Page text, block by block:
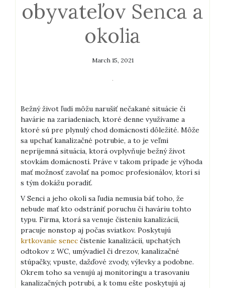
obyvateľov Senca a
okolia
March 15, 2021
Bežný život ľudí môžu narušiť nečakané situácie či
havárie na zariadeniach, ktoré denne využívame a
ktoré sú pre plynulý chod domácností dôležité. Môže
sa upchať kanalizačné potrubie, a to je veľmi
nepríjemná situácia, ktorá ovplyvňuje bežný život
stovkám domácností. Práve v takom prípade je výhoda
mať možnosť zavolať na pomoc profesionálov, ktorí si
s tým dokážu poradiť.
V Senci a jeho okolí sa ľudia nemusia báť toho, že
nebude mať kto odstrániť poruchu či haváriu tohto
typu. Firma, ktorá sa venuje čisteniu kanalizácií,
pracuje nonstop aj počas sviatkov. Poskytujú
krtkovanie senec čistenie kanalizácií, upchatých
odtokov z WC, umývadiel či drezov, kanalizačné
stúpačky, vpuste, dažďové zvody, výlevky a podobne.
Okrem toho sa venujú aj monitoringu a trasovaniu
kanalizačných potrubí, a k tomu ešte poskytujú aj